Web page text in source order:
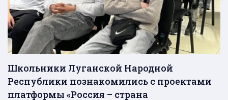
Школьники Луганской Народной
Республики познакомились с проектами
платформы «Россия – страна